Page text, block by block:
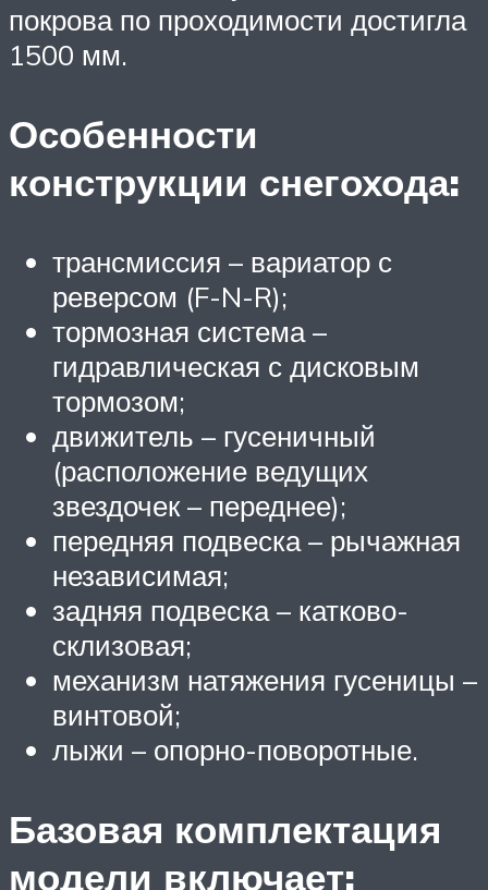
покрова по проходимости достигла
1500 мм.
Особенности
конструкции снегохода:
трансмиссия – вариатор с
реверсом (F-N-R);
тормозная система –
гидравлическая с дисковым
тормозом;
движитель – гусеничный
(расположение ведущих
звездочек – переднее);
передняя подвеска – рычажная
независимая;
задняя подвеска – катково-
склизовая;
механизм натяжения гусеницы –
винтовой;
лыжи – опорно-поворотные.
Базовая комплектация
модели включает: